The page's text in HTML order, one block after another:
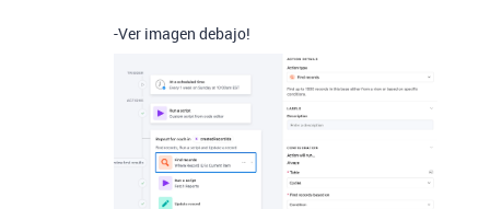
-Ver imagen debajo!